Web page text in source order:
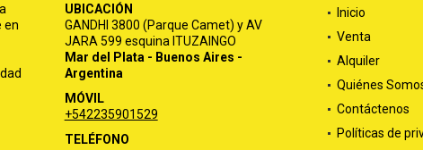
en
UBICACIÓN
GANDHI 3800 (Parque Camet) y AV
JARA 599 esquina ITUZAINGO
Mar del Plata - Buenos Aires -
Argentina
MÓVIL
+542235901529
TELÉFONO
Inicio
Venta
Alquiler
Quiénes
Contáctenos
Políticas de